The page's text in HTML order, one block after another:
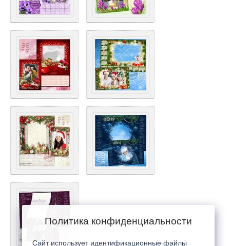
Политика конфиденциальности
Сайт использует идентификационные файлы